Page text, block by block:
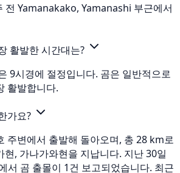
전 Yamanakako, Yamanashi 부근에서
활발한 시간대는?
9시경에 절정입니다. 곰은 일반적으로
활발합니다.
가요?
주변에서 출발해 돌아오며, 총 28 km로
현, 가나가와현을 지납니다. 지난 30일
서 곰 출몰이 1건 보고되었습니다. 최근